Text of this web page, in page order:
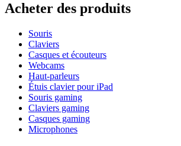
Acheter des produits
Souris
Claviers
Casques et écouteurs
Webcams
Haut-parleurs
Étuis clavier pour iPad
Souris gaming
Claviers gaming
Casques gaming
Microphones